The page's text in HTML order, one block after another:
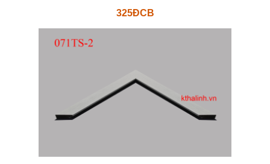
325ĐCB